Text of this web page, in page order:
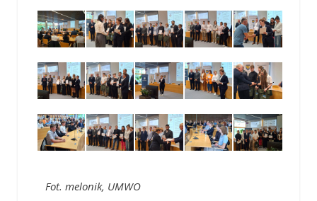
Fot. melonik, UMWO